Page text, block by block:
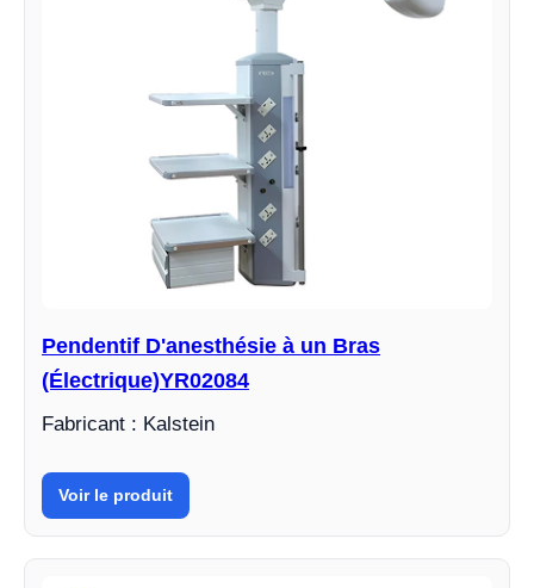
Pendentif D'anesthésie à un Bras
(Électrique)YR02084
Fabricant : Kalstein
Voir le produit